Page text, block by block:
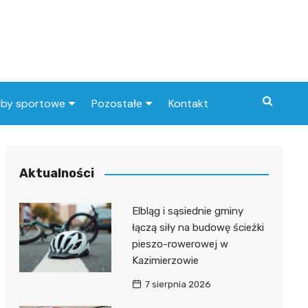
sportowe
piłkarski
Pozostałe Kontakt
Aktualności
Elbląg i sąsiednie gminy
łączą siły na budowę ścieżki
pieszo-rowerowej w
Kazimierzowie
7 sierpnia 2026